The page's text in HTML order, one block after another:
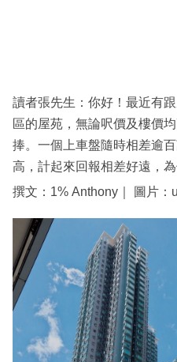
讀者張先生：你好！最近有
區的屋苑，無論呎價及樓價
捧。一個上車盤隨時相差逾
高，計起來回報相差好遠，
撰文：1% Anthony｜ 圖片